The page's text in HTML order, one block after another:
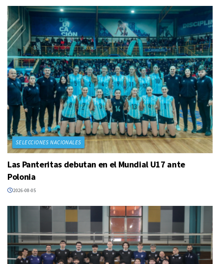
SELECCIONES NACIONALES
Las Panteritas debutan en el Mundial U17 ante
Polonia
2026-08-05